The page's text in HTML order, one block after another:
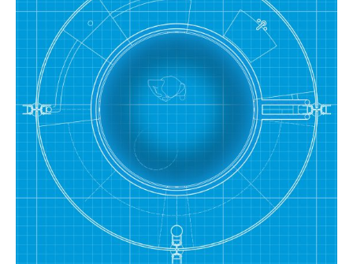
productivo protección de los ecosistemas
pueblo de
colonización
rave recorrido
regeneración
remolacha
retiro rio sistema social
sociedad
sombra
sostenibilidad sota tecnología tejido
temporalidad
temporeros territorio tiempo tierra torre
torres trabajo turismo urbanismo
vegetación vegetacion vertedero viñedos vino vision
vivienda vivienda adosada vivienda en
vivienda minima vivienda social vivienda temporal